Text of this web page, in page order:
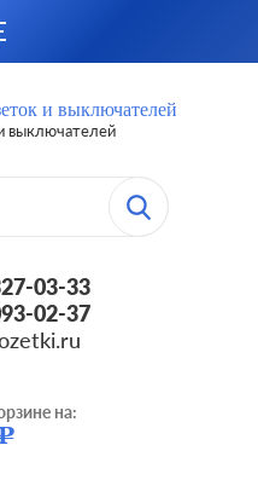
выключателей
03-33
02-37
на: